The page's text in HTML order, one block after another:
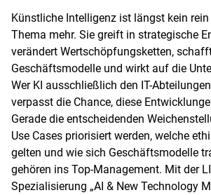
Künstliche Intelligenz ist längst kein
Thema mehr. Sie greift in strategische
verändert Wertschöpfungsketten,
Geschäftsmodelle und wirkt auf die
Wer KI ausschließlich den IT-
verpasst die Chance, diese
Gerade die entscheidenden
Use Cases priorisiert werden, welche
gelten und wie sich Geschäftsmodelle
gehören ins Top-Management. Mit der
Spezialisierung „AI & New Technology